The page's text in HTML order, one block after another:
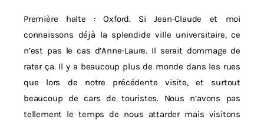
Première halte : Oxford. Si Jean-Claude et moi
connaissons déjà la splendide ville universitaire, ce
n’est pas le cas d’Anne-Laure. Il serait dommage de
rater ça. Il y a beaucoup plus de monde dans les rues
que lors de notre précédente visite, et surtout
beaucoup de cars de touristes. Nous n’avons pas
tellement le temps de nous attarder mais visitons